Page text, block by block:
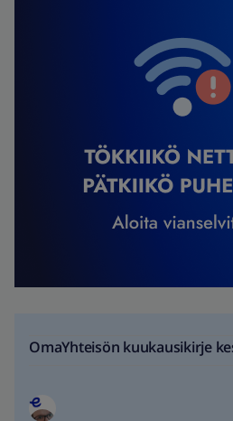
OmaYhteisön kuukausikirje